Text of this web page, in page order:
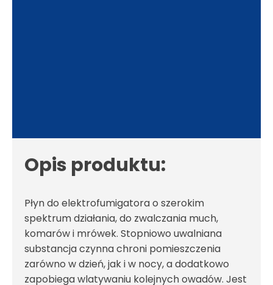
Opis produktu:
Płyn do elektrofumigatora o szerokim
spektrum działania, do zwalczania much,
komarów i mrówek. Stopniowo uwalniana
substancja czynna chroni pomieszczenia
zarówno w dzień, jak i w nocy, a dodatkowo
zapobiega wlatywaniu kolejnych owadów. Jest